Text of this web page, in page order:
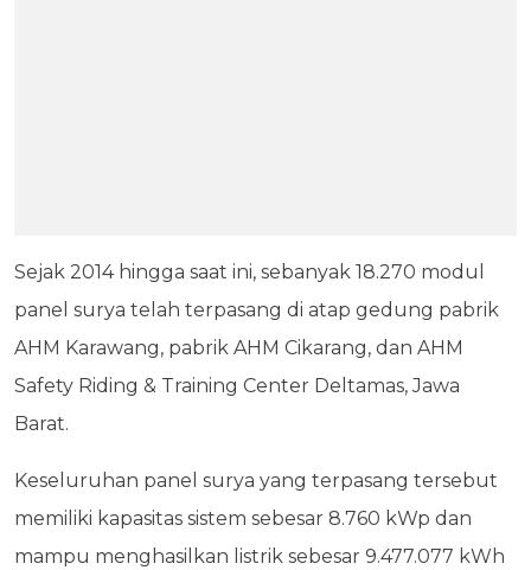
Sejak 2014 hingga saat ini, sebanyak 18.270 modul
panel surya telah terpasang di atap gedung pabrik
AHM Karawang, pabrik AHM Cikarang, dan AHM
Safety Riding & Training Center Deltamas, Jawa
Barat.
Keseluruhan panel surya yang terpasang tersebut
memiliki kapasitas sistem sebesar 8.760 kWp dan
mampu menghasilkan listrik sebesar 9.477.077 kWh